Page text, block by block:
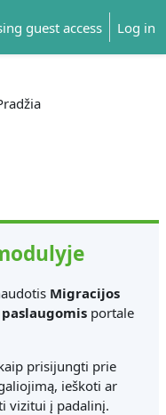
guest access Log in
Migracijos
portale
prisijungti prie
ieškoti ar
vizitui į padalinį.